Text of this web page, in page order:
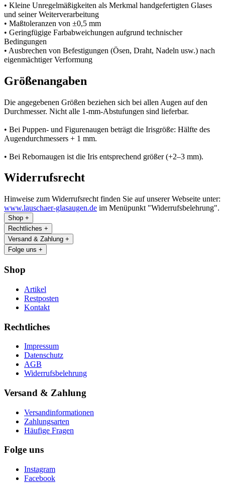
• Kleine Unregelmäßigkeiten als Merkmal handgefertigten Glases
und seiner Weiterverarbeitung
• Maßtoleranzen von ±0,5 mm
• Geringfügige Farbabweichungen aufgrund technischer
Bedingungen
• Ausbrechen von Befestigungen (Ösen, Draht, Nadeln usw.) nach
eigenmächtiger Verformung
Größenangaben
Die angegebenen Größen beziehen sich bei allen Augen auf den
Durchmesser. Nicht alle 1-mm-Abstufungen sind lieferbar.
• Bei Puppen- und Figurenaugen beträgt die Irisgröße: Hälfte des
Augendurchmessers + 1 mm.
• Bei Rebornaugen ist die Iris entsprechend größer (+2–3 mm).
Widerrufsrecht
Hinweise zum Widerrufsrecht finden Sie auf unserer Webseite unter:
www.lauschaer-glasaugen.de im Menüpunkt "Widerrufsbelehrung".
Shop +
Rechtliches +
Versand & Zahlung +
Folge uns +
Shop
Artikel
Restposten
Kontakt
Rechtliches
Impressum
Datenschutz
AGB
Widerrufsbelehrung
Versand & Zahlung
Versandinformationen
Zahlungsarten
Häufige Fragen
Folge uns
Instagram
Facebook